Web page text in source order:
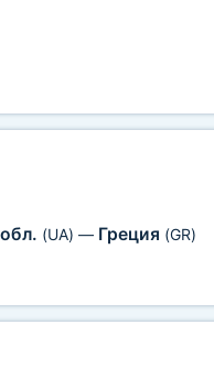
(UA) — Греция (GR)